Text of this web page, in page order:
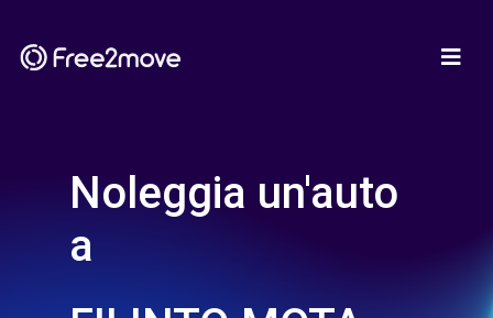
Noleggia un'auto
a